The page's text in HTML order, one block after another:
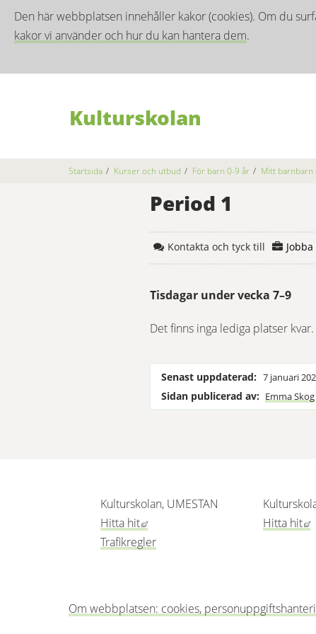
Den här webbplatsen innehåller kakor (cookies). Om du
kakor vi använder och hur du kan hantera dem.
Kulturskolan
Startsida / Kurser och utbud / För barn 0-9 år / Mitt barnbarn
Period 1
Kontakta och tyck till
Tisdagar under vecka 7–9
Det finns inga lediga platser kvar.
Senast uppdaterad: 7 januari
Sidan publicerad av: Emma Skog
Kulturskolan, UMESTAN
Hitta hit Länk till annan webbplats, öppnas
Trafikregler
Hitta hit
Om webbplatsen: cookies,